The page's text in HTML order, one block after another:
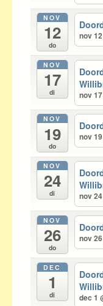
NOV
12
do
nov
NOV
17
di nov
NOV
19
do
nov
NOV
24
di nov
NOV
26
do
nov
DEC
1
di dec 1